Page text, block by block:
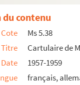
Phit 8.
titres (…)
Drücke
Gromer et
contenu
Cote
Ms 5.38
Titre
Cartulaire de
Date
1957-1959
français,